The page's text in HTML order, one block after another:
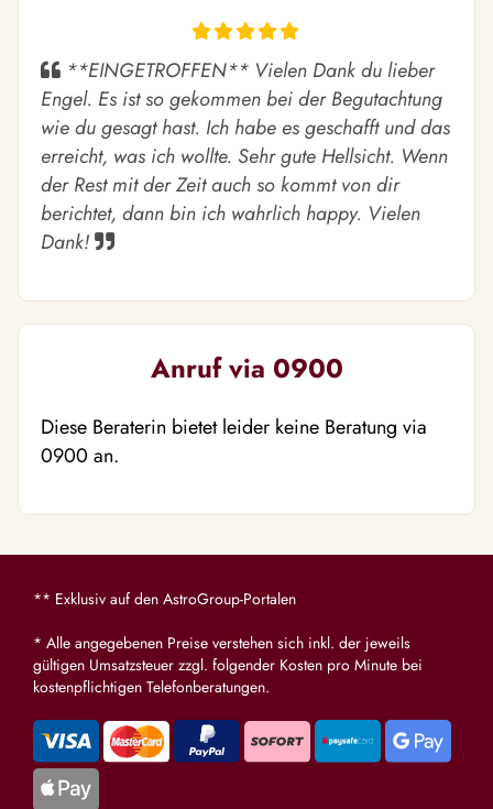
**EINGETROFFEN** Vielen Dank du lieber
Engel. Es ist so gekommen bei der Begutachtung
wie du gesagt hast. Ich habe es geschafft und das
erreicht, was ich wollte. Sehr gute Hellsicht. Wenn
der Rest mit der Zeit auch so kommt von dir
berichtet, dann bin ich wahrlich happy. Vielen
Dank!
Anruf via 0900
Diese Beraterin bietet leider keine Beratung via
0900 an.
** Exklusiv auf den AstroGroup-Portalen
* Alle angegebenen Preise verstehen sich inkl. der jeweils
gültigen Umsatzsteuer zzgl. folgender Kosten pro Minute bei
kostenpflichtigen Telefonberatungen.